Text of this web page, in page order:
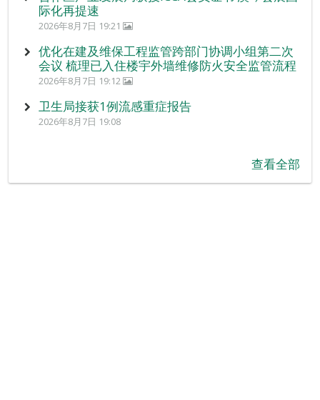
际化再提速
2026年8月7日 19:21
优化在建及维保工程监管跨部门协调小组第二次
会议 梳理已入住楼宇外墙维修防火安全监管流程
2026年8月7日 19:12
卫生局接获1例流感重症报告
2026年8月7日 19:08
查看全部